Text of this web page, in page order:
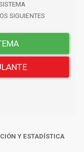
SIGUIENTES
Y ESTADÍSTICA